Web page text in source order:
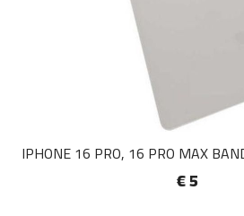
IPHONE 16 PRO, 16 PRO MAX
€ 5